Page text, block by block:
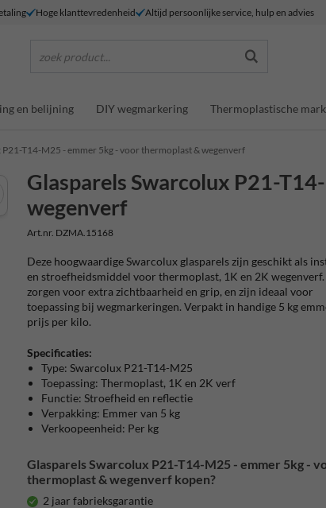
Hoge klanttevredenheid Altijd persoonlijke service, hulp en advies
zoek product...
en belijning DIY wegmarkering Thermoplastische
T14-M25 - emmer 5kg - voor thermoplast & wegenverf
Glasparels Swarcolux P21-
wegenverf
Art.nr. DZMA.15168
Deze hoogwaardige Swarcolux glasparels zijn geschikt als
en stroefheidsmiddel voor thermoplast, 1K en 2K wegenverf.
zorgen voor extra zichtbaarheid en grip, en zijn ideaal voor
toepassing bij wegmarkeringen. Verpakt in handige 5 kg
prijs per kilo.
Specificaties:
Type: Swarcolux P21-T14-M25
Toepassing: Thermoplast, 1K en 2K verf
Functie: Stroefheid en reflectie
Verpakking: Emmer van 5 kg
Verkoopeenheid: Per kg
Glasparels Swarcolux P21-T14-M25 - emmer 5kg -
thermoplast & wegenverf kopen?
2 jaar fabrieksgarantie